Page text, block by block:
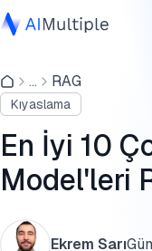
Ajanik Yapay Zeka
Siber güvenlik
Veri
Kurumsal Yazılım
Hizmetler
... RAG
Kıyaslama
En İyi 10
Model'leri
Ekrem Sarı
Çok dilli
Çok dilli
Teknik analiz ve